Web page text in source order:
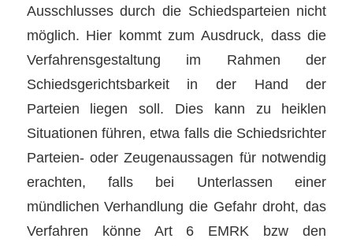
Ausschlusses durch die Schiedsparteien nicht
möglich. Hier kommt zum Ausdruck, dass die
Verfahrensgestaltung im Rahmen der
Schiedsgerichtsbarkeit in der Hand der
Parteien liegen soll. Dies kann zu heiklen
Situationen führen, etwa falls die Schiedsrichter
Parteien- oder Zeugenaussagen für notwendig
erachten, falls bei Unterlassen einer
mündlichen Verhandlung die Gefahr droht, das
Verfahren könne Art 6 EMRK bzw den